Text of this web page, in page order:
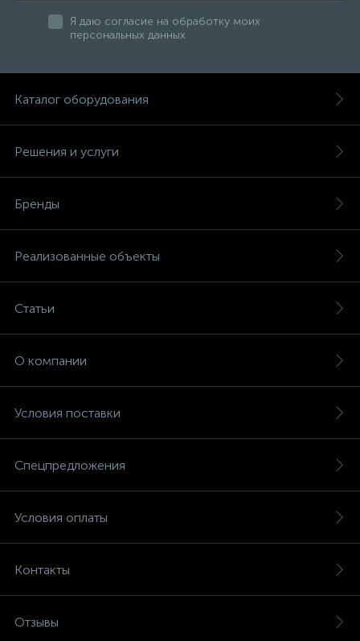
Я даю согласие на обработку моих
персональных данных
Каталог оборудования
Решения и услуги
Бренды
Реализованные объекты
Статьи
О компании
Условия поставки
Спецпредложения
Условия оплаты
Контакты
Отзывы